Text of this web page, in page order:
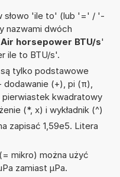
słowo 'ile to' (lub '=' / '-
nazwami dwóch
Air horsepower BTU/s'
ile to BTU/s'.
tylko podstawowe
(+), pi (π),
kwadratowy
(*, x) i wykładnik (^)
zapisać 1,59e5. Litera
mikro) można użyć
zamiast µPa.